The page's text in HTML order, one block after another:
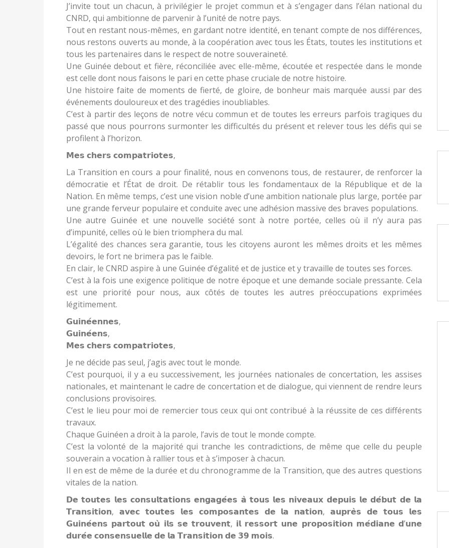
J’invite tout un chacun, à privilégier le projet commun et à s’engager dans l’élan national du
CNRD, qui ambitionne de parvenir à l’unité de notre pays.
Tout en restant nous-mêmes, en gardant notre identité, en tenant compte de nos différences,
nous restons ouverts au monde, à la coopération avec tous les États, toutes les institutions et
tous les partenaires dans le respect de notre souveraineté.
Une Guinée debout et fière, réconciliée avec elle-même, écoutée et respectée dans le monde
est celle dont nous faisons le pari en cette phase cruciale de notre histoire.
Une histoire faite de moments de fierté, de gloire, de bonheur mais marquée aussi par des
événements douloureux et des tragédies inoubliables.
C’est à partir des leçons de notre vécu commun et de toutes les erreurs parfois tragiques du
passé que nous pourrons surmonter les difficultés du présent et relever tous les défis qui se
profilent à l’horizon.
𝗠𝗲𝘀 𝗰𝗵𝗲𝗿𝘀 𝗰𝗼𝗺𝗽𝗮𝘁𝗿𝗶𝗼𝘁𝗲𝘀,
La Transition en cours a pour finalité, nous en convenons tous, de restaurer, de renforcer la
démocratie et l’État de droit. De rétablir tous les fondamentaux de la République et de la
Nation. En même temps, c’est une vision noble d’une ambition nationale plus large, portée par
une grande ferveur populaire et conduite avec une adhésion massive des braves populations.
Une autre Guinée et une nouvelle société sont à notre portée, celles où il n’y aura pas
d’impunité, celles où le bien triomphera du mal.
L’égalité des chances sera garantie, tous les citoyens auront les mêmes droits et les mêmes
devoirs, le fort ne brimera pas le faible.
En clair, le CNRD aspire à une Guinée d’égalité et de justice et y travaille de toutes ses forces.
C’est à la fois une exigence politique de notre époque et une demande sociale pressante. Cela
est une priorité pour nous, aux côtés de toutes les autres préoccupations exprimées
légitimement.
𝗚𝘂𝗶𝗻𝗲́𝗲𝗻𝗻𝗲𝘀,
𝗚𝘂𝗶𝗻𝗲́𝗲𝗻𝘀,
𝗠𝗲𝘀 𝗰𝗵𝗲𝗿𝘀 𝗰𝗼𝗺𝗽𝗮𝘁𝗿𝗶𝗼𝘁𝗲𝘀,
Je ne décide pas seul, j’agis avec tout le monde.
C’est pourquoi, il y a eu successivement, les journées nationales de concertation, les assises
nationales, et maintenant le cadre de concertation et de dialogue, qui viennent de rendre leurs
conclusions provisoires.
C’est le lieu pour moi de remercier tous ceux qui ont contribué à la réussite de ces différents
travaux.
Chaque Guinéen a droit à la parole, l’avis de tout le monde compte.
C’est la volonté de la majorité qui tranche les contradictions, de même que celle du peuple
souverain a vocation à rallier tous et à s’imposer à chacun.
Il en est de même de la durée et du chronogramme de la Transition, que des autres questions
vitales de la nation.
𝗗𝗲 𝘁𝗼𝘂𝘁𝗲𝘀 𝗹𝗲𝘀 𝗰𝗼𝗻𝘀𝘂𝗹𝘁𝗮𝘁𝗶𝗼𝗻𝘀 𝗲𝗻𝗴𝗮𝗴𝗲́𝗲𝘀 𝗮̀ 𝘁𝗼𝘂𝘀 𝗹𝗲𝘀 𝗻𝗶𝘃𝗲𝗮𝘂𝘅 𝗱𝗲𝗽𝘂𝗶𝘀 𝗹𝗲 𝗱𝗲́𝗯𝘂𝘁 𝗱𝗲 𝗹𝗮
𝗧𝗿𝗮𝗻𝘀𝗶𝘁𝗶𝗼𝗻, 𝗮𝘃𝗲𝗰 𝘁𝗼𝘂𝘁𝗲𝘀 𝗹𝗲𝘀 𝗰𝗼𝗺𝗽𝗼𝘀𝗮𝗻𝘁𝗲𝘀 𝗱𝗲 𝗹𝗮 𝗻𝗮𝘁𝗶𝗼𝗻, 𝗮𝘂𝗽𝗿𝗲̀𝘀 𝗱𝗲 𝘁𝗼𝘂𝘀 𝗹𝗲𝘀
𝗚𝘂𝗶𝗻𝗲́𝗲𝗻𝘀 𝗽𝗮𝗿𝘁𝗼𝘂𝘁 𝗼𝘂̀ 𝗶𝗹𝘀 𝘀𝗲 𝘁𝗿𝗼𝘂𝘃𝗲𝗻𝘁, 𝗶𝗹 𝗿𝗲𝘀𝘀𝗼𝗿𝘁 𝘂𝗻𝗲 𝗽𝗿𝗼𝗽𝗼𝘀𝗶𝘁𝗶𝗼𝗻 𝗺𝗲́𝗱𝗶𝗮𝗻𝗲 𝗱’𝘂𝗻𝗲
𝗱𝘂𝗿𝗲́𝗲 𝗰𝗼𝗻𝘀𝗲𝗻𝘀𝘂𝗲𝗹𝗹𝗲 𝗱𝗲 𝗹𝗮 𝗧𝗿𝗮𝗻𝘀𝗶𝘁𝗶𝗼𝗻 𝗱𝗲 𝟯𝟵 𝗺𝗼𝗶𝘀.